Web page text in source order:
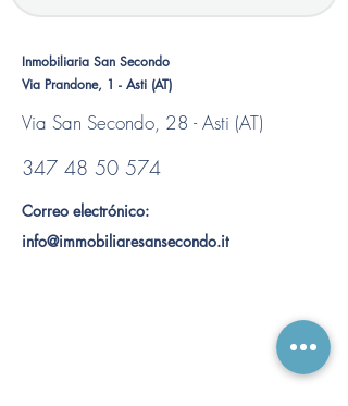
Inmobiliaria San Secondo
Via Prandone, 1 - Asti (AT)
Via San Secondo, 28 - Asti (AT)
347 48 50 574
Correo electrónico:
info@immobiliaresansecondo.it